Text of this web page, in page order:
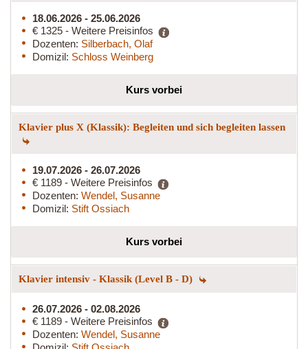
18.06.2026 - 25.06.2026
€ 1325 - Weitere Preisinfos
Dozenten: Silberbach, Olaf
Domizil: Schloss Weinberg
Kurs vorbei
Klavier plus X (Klassik): Begleiten und sich begleiten lassen
19.07.2026 - 26.07.2026
€ 1189 - Weitere Preisinfos
Dozenten: Wendel, Susanne
Domizil: Stift Ossiach
Kurs vorbei
Klavier intensiv - Klassik (Level B - D)
26.07.2026 - 02.08.2026
€ 1189 - Weitere Preisinfos
Dozenten: Wendel, Susanne